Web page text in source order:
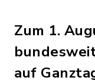
Zum 1.
auf